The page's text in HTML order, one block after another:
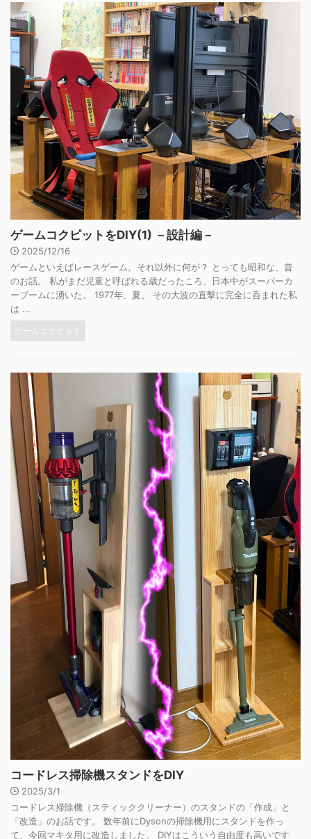
ゲームコクピットをDIY(1) －設計編－
2025/12/16
ゲームといえばレースゲーム。それ以外に何が？ とっても昭和な、昔
のお話。 私がまだ児童と呼ばれる歳だったころ、日本中がスーパーカ
ーブームに湧いた。 1977年、夏。 その大波の直撃に完全に呑まれた私
は ...
ゲームコクピット
コードレス掃除機スタンドをDIY
2025/3/1
コードレス掃除機（スティッククリーナー）のスタンドの「作成」と
「改造」のお話です。 数年前にDysonの掃除機用にスタンドを作っ
て、今回マキタ用に改造しました。 DIYはこういう自由度も高いです